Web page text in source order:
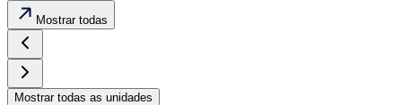
Mostrar todas
Mostrar todas as unidades